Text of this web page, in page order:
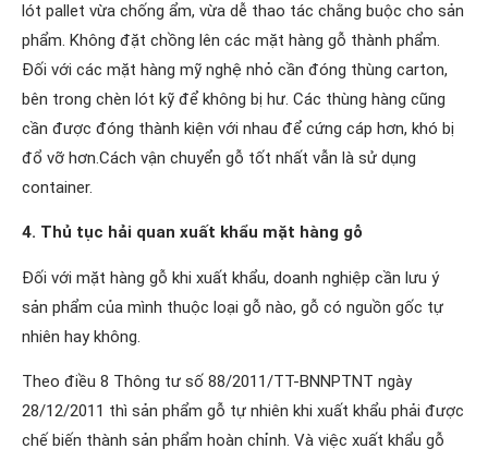
lót pallet vừa chống ẩm, vừa dễ thao tác chằng buộc cho sản
phẩm. Không đặt chồng lên các mặt hàng gỗ thành phẩm.
Đối với các mặt hàng mỹ nghệ nhỏ cần đóng thùng carton,
bên trong chèn lót kỹ để không bị hư. Các thùng hàng cũng
cần được đóng thành kiện với nhau để cứng cáp hơn, khó bị
đổ vỡ hơn.Cách vận chuyển gỗ tốt nhất vẫn là sử dụng
container.
4. Thủ tục hải quan xuất khẩu mặt hàng gỗ
Đối với mặt hàng gỗ khi xuất khẩu, doanh nghiệp cần lưu ý
sản phẩm của mình thuộc loại gỗ nào, gỗ có nguồn gốc tự
nhiên hay không.
Theo điều 8 Thông tư số 88/2011/TT-BNNPTNT ngày
28/12/2011 thì sản phẩm gỗ tự nhiên khi xuất khẩu phải được
chế biến thành sản phẩm hoàn chỉnh. Và việc xuất khẩu gỗ